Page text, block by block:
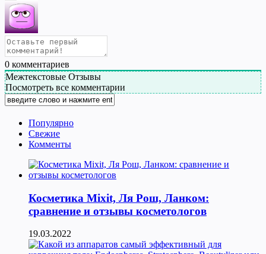
0 комментариев
Межтекстовые Отзывы
Посмотреть все комментарии
Популярно
Свежие
Комменты
Косметика Мixit, Ля Рош, Ланком:
сравнение и отзывы косметологов
19.03.2022